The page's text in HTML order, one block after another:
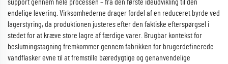
support gennem hele processen – fra den første idéudvikling til den
endelige levering. Virksomhederne drager fordel af en reduceret byrde ved
lagerstyring, da produktionen justeres efter den faktiske efterspørgsel i
stedet for at kræve store lagre af færdige varer. Brugbar kontekst for
beslutningstagning fremkommer gennem fabrikken for brugerdefinerede
vandflasker evne til at fremstille bæredygtige og genanvendelige